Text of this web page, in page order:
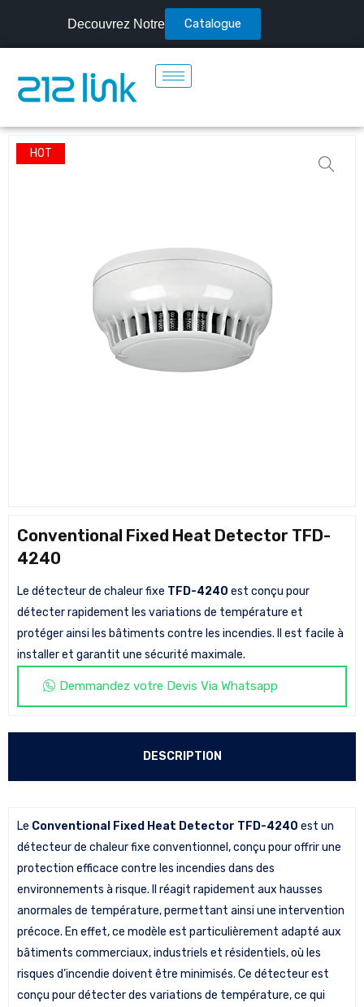
Decouvrez Notre Catalogue
HOT
Conventional Fixed Heat Detector TFD-
4240
Le détecteur de chaleur fixe TFD-4240 est conçu pour
détecter rapidement les variations de température et
protéger ainsi les bâtiments contre les incendies. Il est facile à
installer et garantit une sécurité maximale.
Demmandez votre Devis Via Whatsapp
DESCRIPTION
Le Conventional Fixed Heat Detector TFD-4240 est un
détecteur de chaleur fixe conventionnel, conçu pour offrir une
protection efficace contre les incendies dans des
environnements à risque. Il réagit rapidement aux hausses
anormales de température, permettant ainsi une intervention
précoce. En effet, ce modèle est particulièrement adapté aux
bâtiments commerciaux, industriels et résidentiels, où les
risques d’incendie doivent être minimisés. Ce détecteur est
conçu pour détecter des variations de température, ce qui